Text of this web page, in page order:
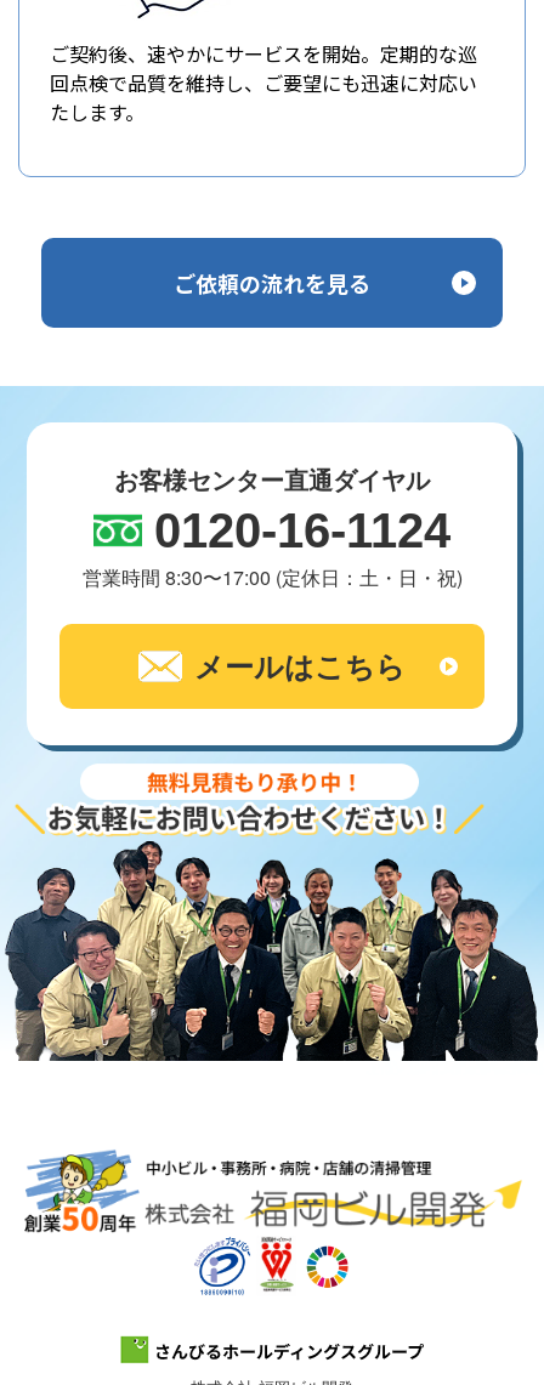
ご契約後、速やかにサービスを開始。定期的な巡
回点検で品質を維持し、ご要望にも迅速に対応い
たします。
ご依頼の流れを見る
お客様センター直通ダイヤル
0120-16-1124
営業時間 8:30〜17:00 (定休日：土・日・祝)
メールはこちら